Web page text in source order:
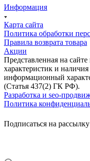
Информация
Карта сайта
Политика обработки
Правила возврата товара
Акции
Представленная на
характеристик и
информационный
(Статья 437(2) ГК РФ).
Разработка и seo-
Политика
Подписаться на рассылку